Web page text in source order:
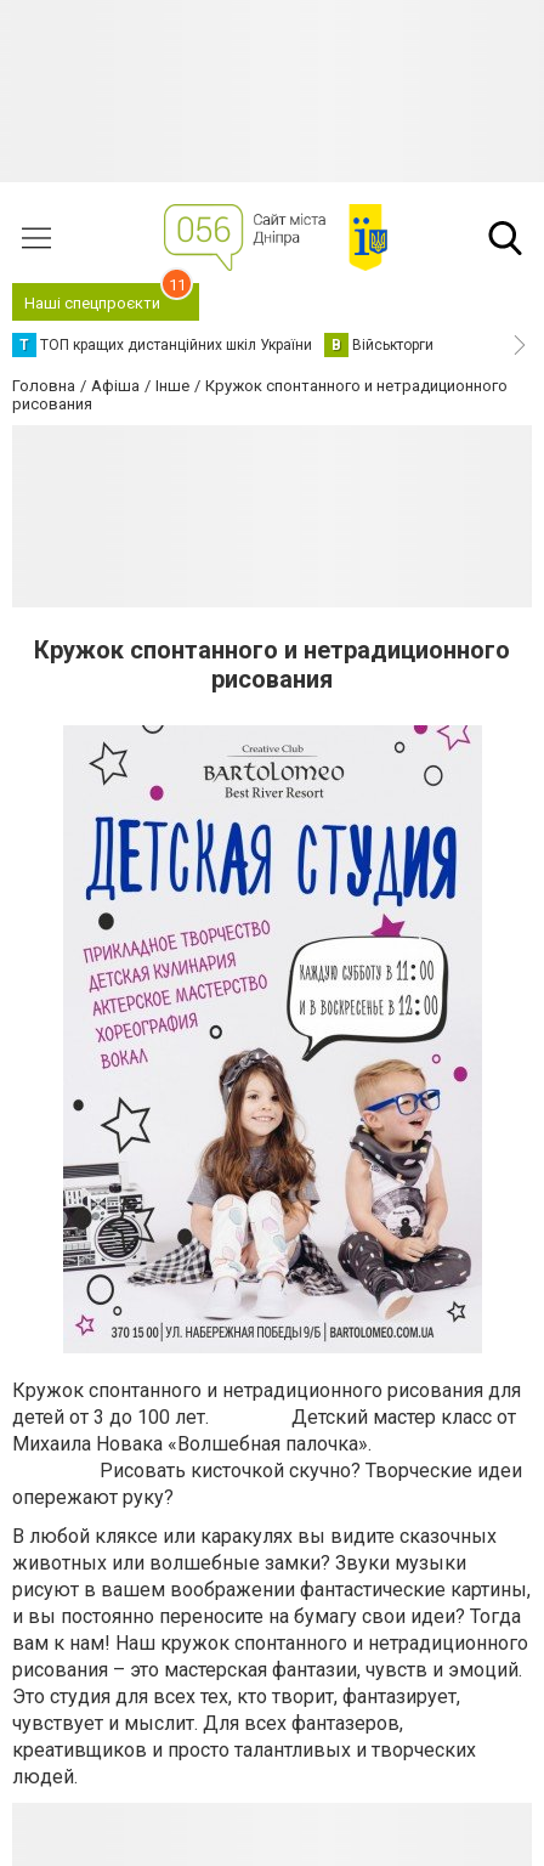
Наші спецпроєкти
11
Т ТОП кращих дистанційних шкіл України В Військторги
Головна Афіша Інше
Кружок спонтанного и нетрадиционного
рисования
Кружок спонтанного и нетрадиционного
рисования
Кружок спонтанного и нетрадиционного рисования для
детей от 3 до 100 лет. Детский мастер класс от
Михаила Новака «Волшебная палочка».
Рисовать кисточкой скучно? Творческие идеи
опережают руку?
В любой кляксе или каракулях вы видите сказочных
животных или волшебные замки? Звуки музыки
рисуют в вашем воображении фантастические картины,
и вы постоянно переносите на бумагу свои идеи? Тогда
вам к нам! Наш кружок спонтанного и нетрадиционного
рисования – это мастерская фантазии, чувств и эмоций.
Это студия для всех тех, кто творит, фантазирует,
чувствует и мыслит. Для всех фантазеров,
креативщиков и просто талантливых и творческих
людей.